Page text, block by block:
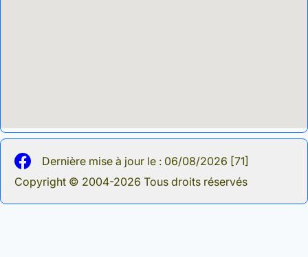
Dernière mise à jour le : 06/08/2026 [71]
Copyright © 2004-2026 Tous droits réservés